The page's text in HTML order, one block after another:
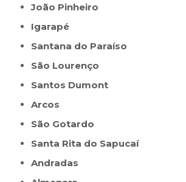
João Pinheiro
Igarapé
Santana do Paraíso
São Lourenço
Santos Dumont
Arcos
São Gotardo
Santa Rita do Sapucaí
Andradas